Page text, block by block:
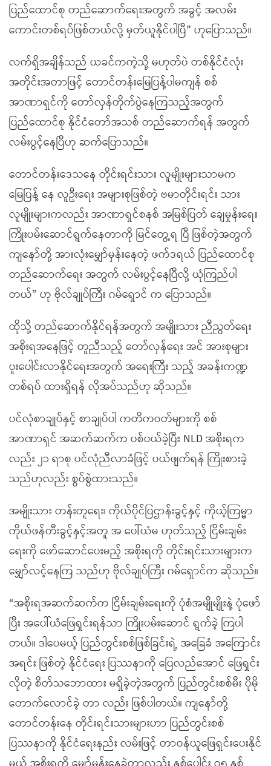
ပြည်ထောင်စု တည်ဆောက်ရေးအတွက် အခွင့် အလမ်း
ကောင်းတစ်ရပ်ဖြစ်တယ်လို့ မှတ်ယူနိုင်ပါပြီ” ဟုပြောသည်။
လက်ရှိအချိန်သည် ယခင်ကကဲ့သို့ မဟုတ်ပဲ တစ်နိုင်ငံလုံး
အတိုင်းအတာဖြင့် တောင်တန်းမြေပြန့်ပါမကျန် စစ်
အာဏာရှင်ကို တော်လှန်တိုက်ပွဲနေကြသည့်အတွက်
ပြည်ထောင်စု နိုင်ငံတော်အသစ် တည်ဆောက်ရန် အတွက်
လမ်းပွင့်နေပြီဟု ဆက်ပြောသည်။
တောင်တန်းဒေသနေ တိုင်းရင်းသား လူမျိုးများသာမက
မြေပြန့် နေ လူဦးရေး အများစုဖြစ်တဲ့ ဗမာတိုင်းရင်း သား
လူမျိုးများကလည်း အာဏာရှင်စနစ် အမြစ်ပြတ် ချေမှုန်းရေး
ကြိုးပမ်းဆောင်ရွက်နေတာကို မြင်တွေ့ရ ပြီ ဖြစ်တဲ့အတွက်
ကျနော်တို့ အားလုံးမျှော်မှန်းနေတဲ့ ဖက်ဒရယ် ပြည်ထောင်စု
တည်ဆောက်ရေး အတွက် လမ်းပွင့်နေပြီလို့ ယုံကြည်ပါ
တယ်” ဟု ဗိုလ်ချုပ်ကြီး ဂမ်ရှောင် က ပြောသည်။
ထိုသို့ တည်ဆောက်နိုင်ရန်အတွက် အမျိုးသား ညီညွတ်ရေး
အစိုးရအနေဖြင့် တူညီသည့် တော်လှန်ရေး အင် အားစုများ
ပူးပေါင်းလာနိုင်ရေးအတွက် အရေးကြီး သည့် အခန်းကဏ္ဍ
တစ်ရပ် ထားရှိရန် လိုအပ်သည်ဟု ဆိုသည်။
ပင်လုံစာချုပ်နှင့် စာချုပ်ပါ ကတိကဝတ်များကို စစ်
အာဏာရှင် အဆက်ဆက်က ပစ်ပယ်ခဲ့ပြီး NLD အစိုးရက
လည်း ၂၁ ရာစု ပင်လုံညီလာခံဖြင့် ပယ်ဖျက်ရန် ကြိုးစားခဲ့
သည်ဟုလည်း စွပ်စွဲထားသည်။
အမျိုးသား တန်းတူရေး၊ ကိုယ်ပိုင်ပြဌာန်းခွင့်နှင့် ကိုယ့်ကြမ္မာ
ကိုယ်ဖန်တီးခွင့်နှင့်အတူ အ ပေါ်ယံမ ဟုတ်သည့် ငြိမ်းချမ်း
ရေးကို ဖော်ဆောင်ပေးမည့် အစိုးရကို တိုင်းရင်းသားများက
မျှော်လင့်နေကြ သည်ဟု ဗိုလ်ချုပ်ကြီး ဂမ်ရှောင်က ဆိုသည်။
“အစိုးရအဆက်ဆက်က ငြိမ်းချမ်းရေးကို ပုံစံအမျိုမျိုးနဲ့ ပုံဖော်
ပြီး အပေါ်ယံဖြေရှင်းရန်သာ ကြိုးပမ်းဆောင် ရွက်ခဲ့ ကြပါ
တယ်။ ဒါပေမယ့် ပြည်တွင်းစစ်ဖြစ်ခြင်းရဲ့ အခြေခံ အကြောင်း
အရင်း ဖြစ်တဲ့ နိုင်ငံရေး ပြဿနာကို ပြေလည်အောင် ဖြေရှင်း
လိုတဲ့ စိတ်သဘောထား မရှိခဲ့တဲ့အတွက် ပြည်တွင်းစစ်မီး ပိုမို
တောက်လောင်ခဲ့ တာ လည်း ဖြစ်ပါတယ်။ ကျနော်တို့
တောင်တန်းနေ တိုင်းရင်းသားများဟာ ပြည်တွင်းစစ်
ပြဿနာကို နိုင်ငံရေးနည်း လမ်းဖြင့် တာဝန်ယူဖြေရှင်းပေးနိုင်